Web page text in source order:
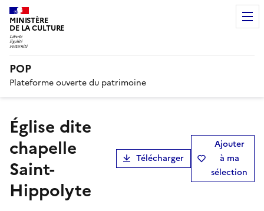
MINISTÈRE
DE LA CULTURE
POP
Plateforme ouverte du patrimoine
église dite
chapelle
Saint-
Hippolyte
Télécharger
Ajouter
à ma
sélection